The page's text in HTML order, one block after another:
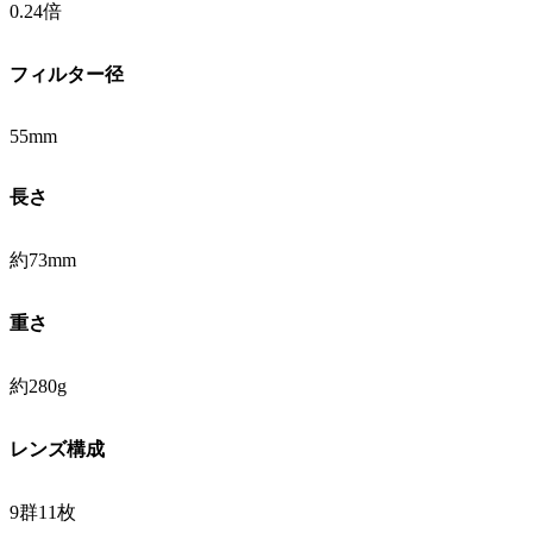
0.24倍
フィルター径
55mm
長さ
約73mm
重さ
約280g
レンズ構成
9群11枚